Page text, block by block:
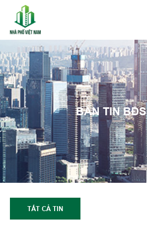
BẢN TIN BĐS
TẤT CẢ TIN